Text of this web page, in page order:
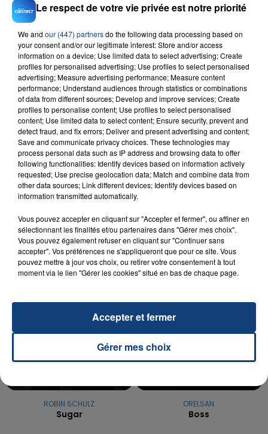
23 juillet 2026
INCENDIE MORTEL À LENS : UNE FEMME ET
SON BÉBÉ ENTRE LA VIE ET LA...
Un homme s'est immolé par le feu après avoir
aspergé sa compagne et leur bébé de trois mois
d'un liquide inflammable.
20 juillet 2026
UNE ADOLESCENTE DEVANT SE FAIRE
OPÉRER DE LA CHEVILLE RESSORT DE LA...
reconnu sa responsabilité et présenté ses
excuses.
TITRES DIFFUSÉS
ROBIN SCHULZ
Sugar
ORELSAN
Boss
Le respect de votre vie privée est notre priorité
We and our (447) partnersdo the following data processing based on
your consent and/or our legitimate interest: Store and/or access
information on a device; Use limited data to select advertising; Create
profiles for personalised advertising; Use profiles to select personalised
advertising; Measure advertising performance; Measure content
performance; Understand audiences through statistics or combinations
of data from different sources; Develop and improve services; Create
profiles to personalise content; Use profiles to select personalised
content; Use limited data to select content; Ensure security, prevent and
detect fraud, and fix errors; Deliver and present advertising and content;
Save and communicate privacy choices. These technologies may
process personal data such as IP address and browsing data to offer
following functionalities: Identify devices based on information actively
requested; Use precise geolocation data; Match and combine data from
other data sources; Link different devices; Identify devices based on
information transmitted automatically.
Vous pouvez accepter en cliquant sur "Accepter et fermer", ou affiner en
sélectionnant les finalités et/ou partenaires dans "Gérer mes choix".
Vous pouvez également refuser en cliquant sur "Continuer sans
accepter". Vos préférences ne s'appliqueront que pour ce site. Vous
pouvez mettre à jour vos choix, ou retirer votre consentement à tout
moment via le lien "Gérer les cookies" situé en bas de chaque page.
Gérer mes choix
Accepter et fermer